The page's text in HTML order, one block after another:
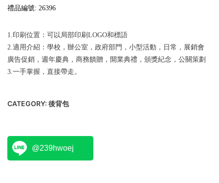
禮品編號: 26396
1.印刷位置：可以局部印刷LOGO和標語
2.適用介紹：學校，辦公室，政府部門，小型活動，日常，展銷會
廣告促銷，週年慶典，商務饋贈，開業典禮，頒獎紀念，公關策劃
3.一手掌握，直接帶走。
CATEGORY: 後背包
@239hwoej